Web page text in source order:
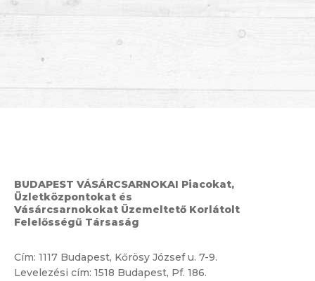
BUDAPEST VÁSÁRCSARNOKAI Piacokat,
Üzletközpontokat és
Vásárcsarnokokat Üzemeltető Korlátolt
Felelősségű Társaság
Cím: 1117 Budapest, Kőrösy József u. 7-9.
Levelezési cím: 1518 Budapest, Pf. 186.